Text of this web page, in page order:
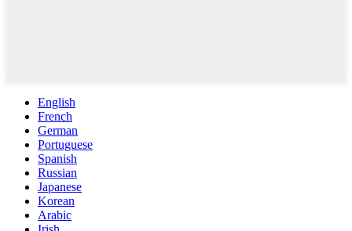
English
French
German
Portuguese
Spanish
Russian
Japanese
Korean
Arabic